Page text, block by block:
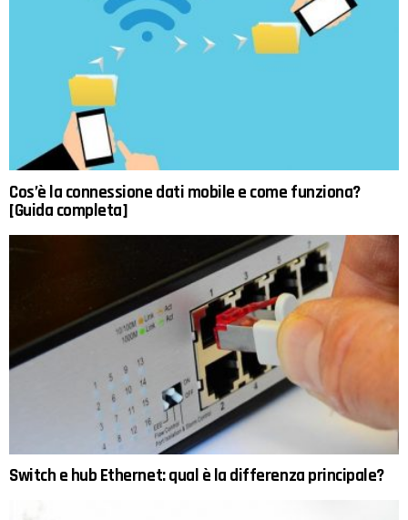
Cos’è la connessione dati mobile e come funziona?
[Guida completa]
Switch e hub Ethernet: qual è la differenza principale?